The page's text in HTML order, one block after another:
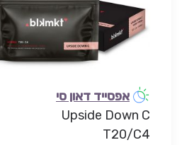
אפסייד דאון סי
Upside Down C
T20/C4